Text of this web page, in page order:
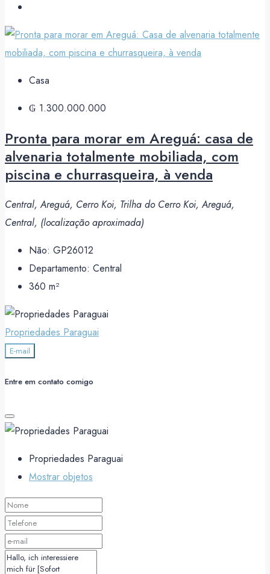
Casa
₲ 1.300.000.000
Pronta para morar em Areguá: casa de
alvenaria totalmente mobiliada, com
piscina e churrasqueira, à venda
Central, Areguá, Cerro Koi, Trilha do Cerro Koi, Areguá,
Central, (localização aproximada)
Não: GP26012
Departamento: Central
360 m²
Propriedades Paraguai
E-mail
Entre em contato comigo
Propriedades Paraguai
Mostrar objetos